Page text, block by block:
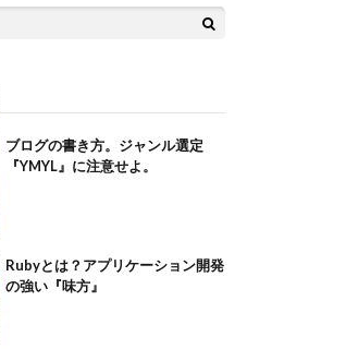
ブログの書き方。ジャンル選定
『YMYL』に注意せよ。
Rubyとは？アプリケーション開発
の強い『味方』